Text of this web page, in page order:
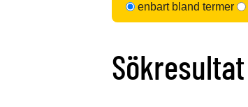
enbart bland termer
Sökresultat